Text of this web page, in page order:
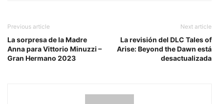
Previous article
La sorpresa de la Madre
Anna para Vittorio Minuzzi –
Gran Hermano 2023
Next article
La revisión del DLC Tales of
Arise: Beyond the Dawn está
desactualizada